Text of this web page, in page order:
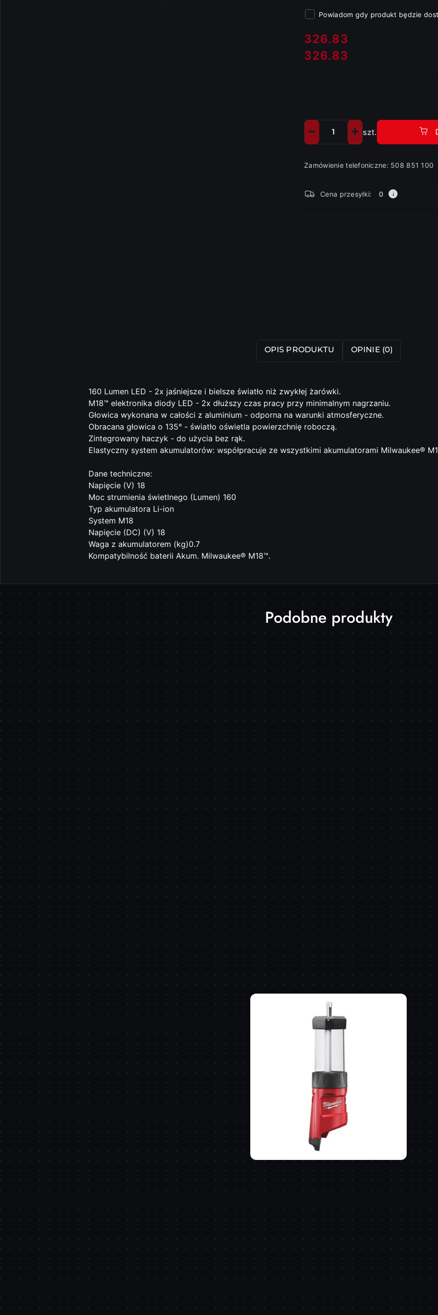
Powiadom gdy produkt będzie
cena:
326.83
Cena:
326.83
Ilość szt.
Zamówienie telefoniczne: 508 851 100
Dostępność
i
Cena przesyłki: 0
OPIS PRODUKTU OPINIE (0)
160 Lumen LED - 2x jaśniejsze i bielsze światło niż zwykłej żarówki.
M18™ elektronika diody LED - 2x dłuższy czas pracy przy minimalnym nagrzaniu.
Głowica wykonana w całości z aluminium - odporna na warunki atmosferyczne.
Obracana głowica o 135° - światło oświetla powierzchnię roboczą.
Zintegrowany haczyk - do użycia bez rąk.
Elastyczny system akumulatorów: współpracuje ze wszystkimi akumulatorami Milwaukee®
Dane techniczne:
Napięcie (V) 18
Moc strumienia świetlnego (Lumen) 160
Typ akumulatora Li-ion
System M18
Napięcie (DC) (V) 18
Waga z akumulatorem (kg)0.7
Kompatybilność baterii Akum. Milwaukee® M18™.
Produkty
o
statusie:
Podobne produkty